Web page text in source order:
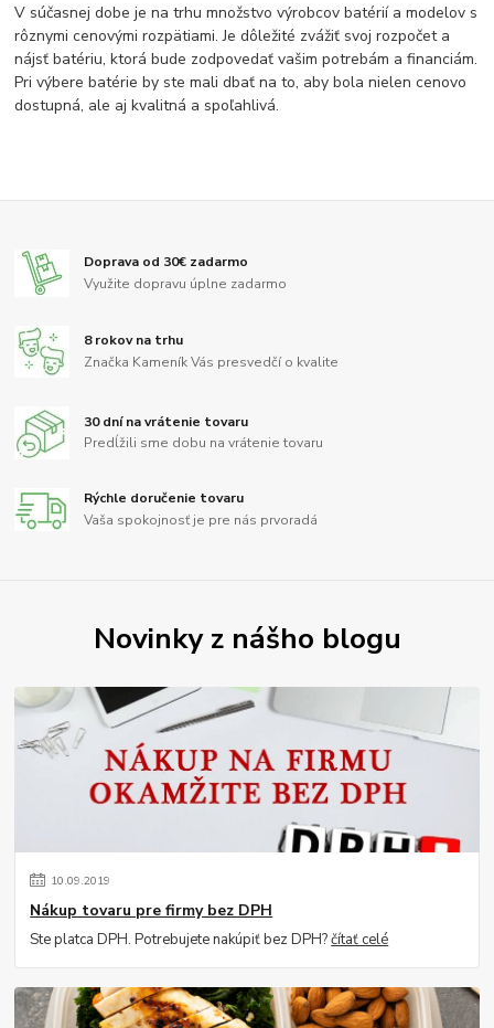
V súčasnej dobe je na trhu množstvo výrobcov batérií a modelov s
rôznymi cenovými rozpätiami. Je dôležité zvážiť svoj rozpočet a
nájsť batériu, ktorá bude zodpovedať vašim potrebám a financiám.
Pri výbere batérie by ste mali dbať na to, aby bola nielen cenovo
dostupná, ale aj kvalitná a spoľahlivá.
Doprava od 30€ zadarmo
Využite dopravu úplne zadarmo
8 rokov na trhu
Značka Kameník Vás presvedčí o kvalite
30 dní na vrátenie tovaru
Predĺžili sme dobu na vrátenie tovaru
Rýchle doručenie tovaru
Vaša spokojnosť je pre nás prvoradá
Novinky z nášho blogu
10.09.2019
Nákup tovaru pre firmy bez DPH
Ste platca DPH. Potrebujete nakúpiť bez DPH?čítať celé